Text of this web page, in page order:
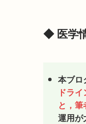
◆ 医学
本ブロ
ドラ
と，
運用が